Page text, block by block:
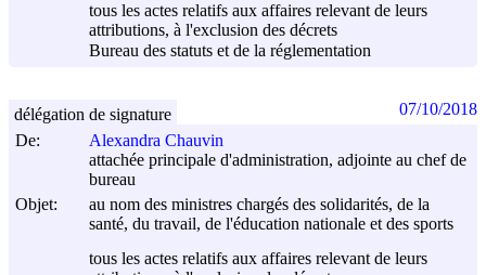
tous les actes relatifs aux affaires relevant de leurs
attributions, à l'exclusion des décrets
Bureau des statuts et de la réglementation
De:
Alexandra Chauvin
attachée principale d'administration, adjointe au chef de
bureau
Objet:
au nom des ministres chargés des solidarités, de la
santé, du travail, de l'éducation nationale et des sports
tous les actes relatifs aux affaires relevant de leurs
délégation de signature 07/10/2018